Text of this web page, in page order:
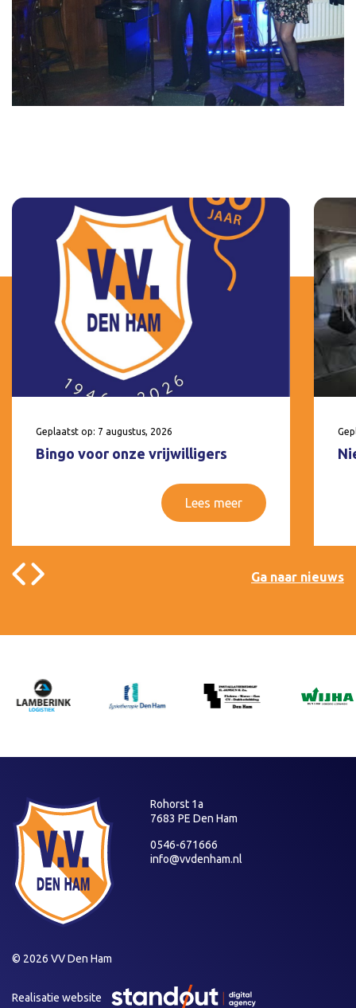
Geplaatst op: 7 augustus, 2026
Bingo voor onze vrijwilligers
Lees meer
Ga naar nieuws
Rohorst 1a
7683 PE Den Ham
0546-671666
info@vvdenham.nl
© 2026 VV Den Ham
Realisatie website